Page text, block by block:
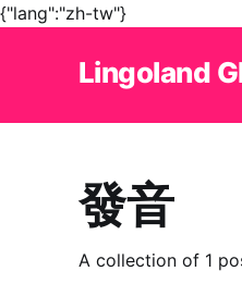
{"lang":"zh-tw"}
Lingoland
發音
A collection of 1